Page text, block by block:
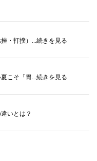
・打撲）...続きを見る
こそ「胃...続きを見る
いとは？